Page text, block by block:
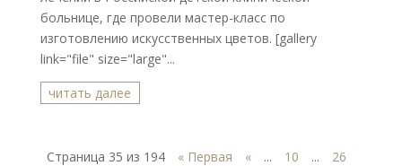
больнице, где провели мастер-класс по
изготовлению искусственных цветов. [gallery
link="file" size="large"...
читать далее
Страница 35 из 194 « Первая « ... 10 ...
26